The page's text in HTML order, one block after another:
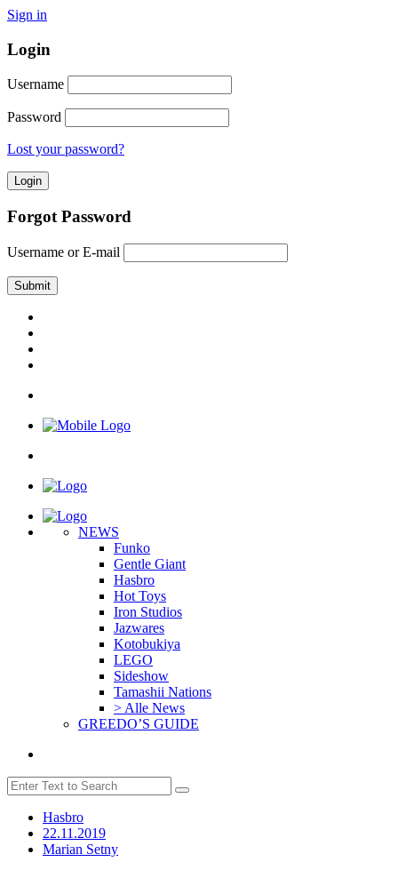
Sign in
Login
Username
Password
Lost your password?
Forgot Password
Username or E-mail
NEWS
Funko
Gentle Giant
Hasbro
Hot Toys
Iron Studios
Jazwares
Kotobukiya
LEGO
Sideshow
Tamashii Nations
> Alle News
GREEDO’S GUIDE
Hasbro
22.11.2019
Marian Setny